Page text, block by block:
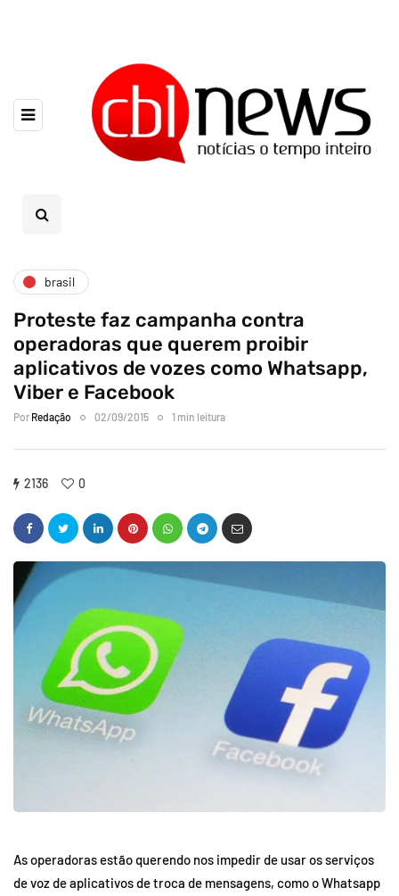
brasil
Proteste faz campanha contra
operadoras que querem proibir
aplicativos de vozes como Whatsapp,
Viber e Facebook
Por Redação 02/09/2015 1 min leitura
2136 0
As operadoras estão querendo nos impedir de usar os serviços
de voz de aplicativos de troca de mensagens, como o Whatsapp